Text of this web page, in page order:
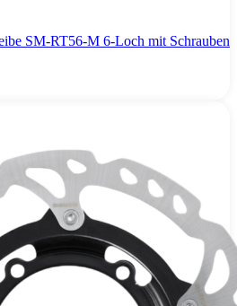
SM-RT56-M 6-Loch mit Schrauben